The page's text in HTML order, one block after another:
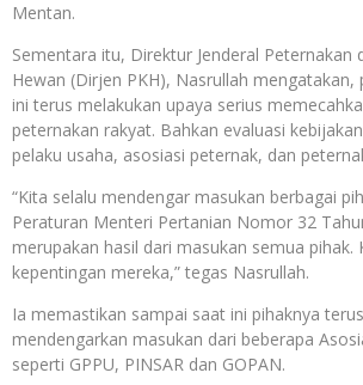
Mentan.
Sementara itu, Direktur Jenderal Peternakan
Hewan (Dirjen PKH), Nasrullah
ini terus melakukan upaya serius
peternakan rakyat. Bahkan evaluasi
pelaku usaha, asosiasi peternak, dan
“Kita selalu mendengar masukan berbagai
Peraturan Menteri Pertanian Nomor 32
merupakan hasil dari masukan semua pihak.
kepentingan mereka,” tegas Nasrullah.
Ia memastikan sampai saat ini pihaknya
mendengarkan masukan dari beberapa
seperti GPPU, PINSAR dan GOPAN.